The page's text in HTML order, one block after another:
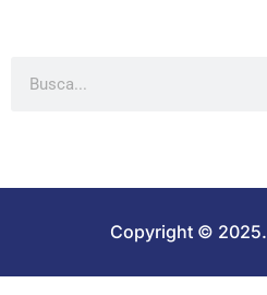
Copyright ©